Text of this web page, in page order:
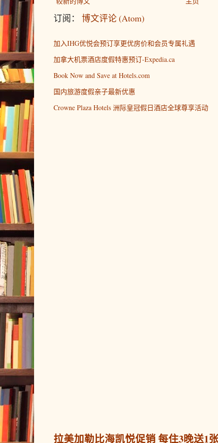
订阅： 博文评论 (Atom)
加入IHG优悦会预订享更优房价和会员专属礼遇
加拿大机票酒店度假特惠预订-Expedia.ca
Book Now and Save at Hotels.com
国内旅游度假亲子最新优惠
Crowne Plaza Hotels 洲际皇冠假日酒店全球尊享活动
拉美加勒比海凯悦促销 每住3晚送1